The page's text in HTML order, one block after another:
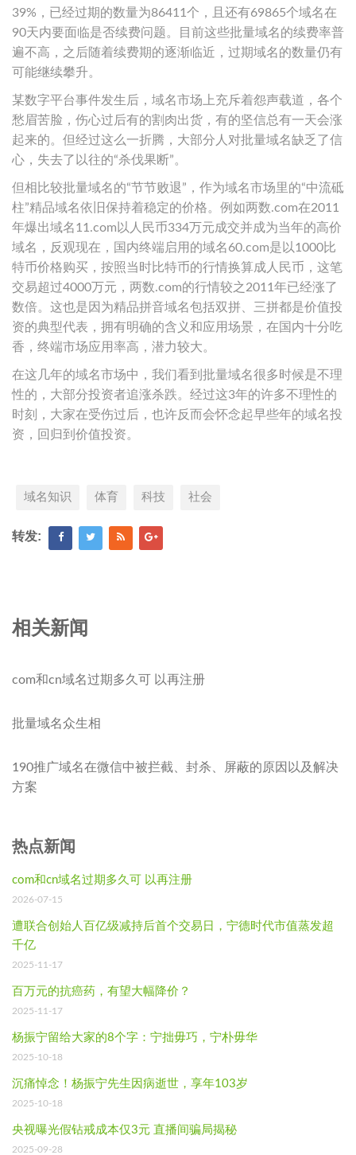
39%，已经过期的数量为86411个，且还有69865个域名在
90天内要面临是否续费问题。目前这些批量域名的续费率普
遍不高，之后随着续费期的逐渐临近，过期域名的数量仍有
可能继续攀升。
某数字平台事件发生后，域名市场上充斥着怨声载道，各个
愁眉苦脸，伤心过后有的割肉出货，有的坚信总有一天会涨
起来的。但经过这么一折腾，大部分人对批量域名缺乏了信
心，失去了以往的“杀伐果断”。
但相比较批量域名的“节节败退”，作为域名市场里的“中流砥
柱”精品域名依旧保持着稳定的价格。例如两数.com在2011
年爆出域名11.com以人民币334万元成交并成为当年的高价
域名，反观现在，国内终端启用的域名60.com是以1000比
特币价格购买，按照当时比特币的行情换算成人民币，这笔
交易超过4000万元，两数.com的行情较之2011年已经涨了
数倍。这也是因为精品拼音域名包括双拼、三拼都是价值投
资的典型代表，拥有明确的含义和应用场景，在国内十分吃
香，终端市场应用率高，潜力较大。
在这几年的域名市场中，我们看到批量域名很多时候是不理
性的，大部分投资者追涨杀跌。经过这3年的许多不理性的
时刻，大家在受伤过后，也许反而会怀念起早些年的域名投
资，回归到价值投资。
域名知识 体育 科技 社会
转发:
相关新闻
com和cn域名过期多久可 以再注册
批量域名众生相
190推广域名在微信中被拦截、封杀、屏蔽的原因以及解决
方案
热点新闻
com和cn域名过期多久可 以再注册
2026-07-15
遭联合创始人百亿级减持后首个交易日，宁德时代市值蒸发超
千亿
2025-11-17
百万元的抗癌药，有望大幅降价？
2025-11-17
杨振宁留给大家的8个字：宁拙毋巧，宁朴毋华
2025-10-18
沉痛悼念！杨振宁先生因病逝世，享年103岁
2025-10-18
央视曝光假钻戒成本仅3元 直播间骗局揭秘
2025-09-28